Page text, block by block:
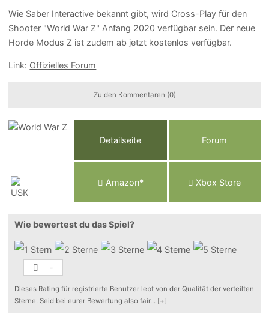
Wie Saber Interactive bekannt gibt, wird Cross-Play für den
Shooter "World War Z" Anfang 2020 verfügbar sein. Der neue
Horde Modus Z ist zudem ab jetzt kostenlos verfügbar.
Link: Offizielles Forum
Zu den Kommentaren (0)
Detailseite Forum
Amazon* Xbox Store
Wie bewertest du das Spiel?
-
Dieses Rating für registrierte Benutzer lebt von der Qualität der verteilten
Sterne. Seid bei eurer Bewertung also fair... [+]